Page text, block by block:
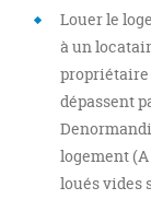
Louer le
à un
propriétaire
dépassent
logement (A
loués vides